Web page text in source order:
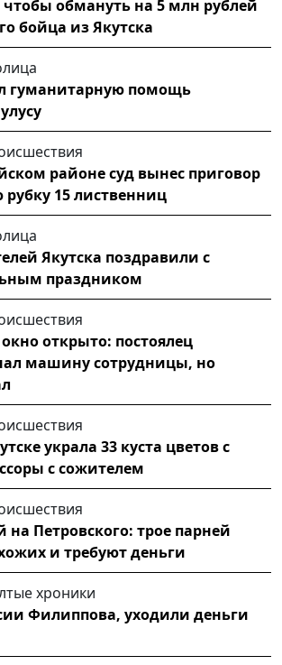
обмануть на 5 млн рублей
бойца из Якутска
гуманитарную помощь
районе суд вынес приговор
15 лиственниц
Якутска поздравили с
праздником
открыто: постоялец
машину сотрудницы, но
украла 33 куста цветов с
с сожителем
на Петровского: трое парней
и требуют деньги
хроники
Филиппова, уходили деньги